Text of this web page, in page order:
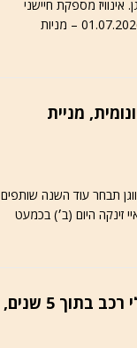
מספקת חיישני
ליידאר למובילאיי. פולקסווגן עשויה להודיע על שיתוף פעולה חדש בתוך שלושה חודשים. אוטוניוז, 01.07.2026 – מניות
מניית
תבחר עוד השנה שותפים
פעולה חדש. אוטוניוז, 29.06.2026 – מניית מובילאיי זינקה היום (ב׳) בכמעט
מובילאיי / חוזרת לפעילות רובוטקסים, צופה הפעלה של 17,000 כלי רכב בתוך 5 שנים,